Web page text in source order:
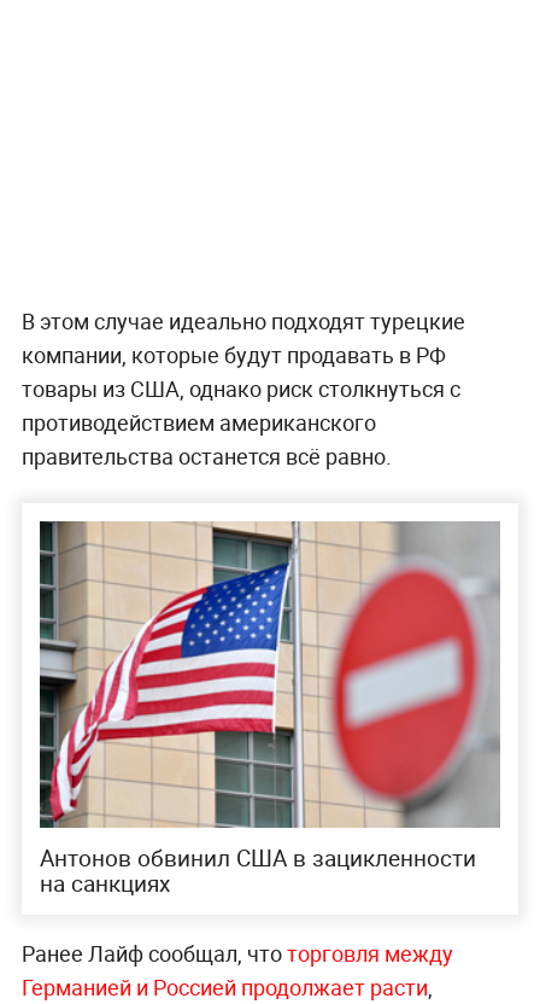
В этом случае идеально подходят турецкие
компании, которые будут продавать в РФ
товары из США, однако риск столкнуться с
противодействием американского
правительства останется всё равно.
Антонов обвинил США в зацикленности
на санкциях
Ранее Лайф сообщал, чтоторговля между
Германией и Россией продолжает расти,